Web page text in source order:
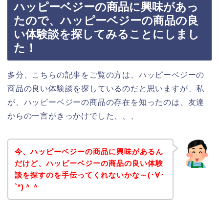
ハッピーベジーの商品に興味があっ
たので、ハッピーベジーの商品の良
い体験談を探してみることにしまし
た！
多分、こちらの記事をご覧の方は、ハッピーベジーの
商品の良い体験談を探しているのだと思いますが、私
が、ハッピーベジーの商品の存在を知ったのは、友達
からの一言がきっかけでした、、、
今、ハッピーベジーの商品に興味があるん
だけど、ハッピーベジーの商品の良い体験
談を探すのを手伝ってくれないかな～(･∀･
`*)＾＾